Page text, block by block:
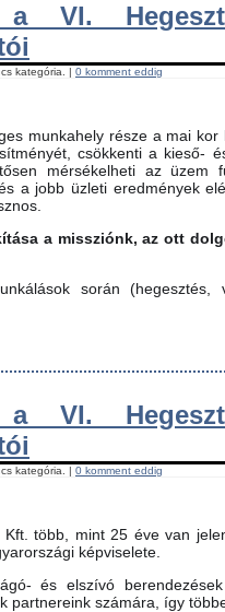
a VI.
kategória. | 0 komment eddig
munkahely része a mai
csökkenti a kieső-
mérsékelheti az üzem
a jobb üzleti eredmények
a missziónk, az ott
során (hegesztés,
a VI.
kategória. | 0 komment eddig
több, mint 25 éve van
képviselete.
és elszívó
partnereink számára, így